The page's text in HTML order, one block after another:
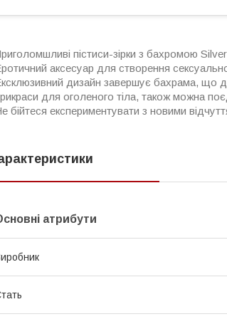
пістиси-зірки з бахромою
аксесуар для створення
дизайн завершує бахрама, що
для оголеного тіла, також можна
бійтеся експериментувати з новими
атрибути